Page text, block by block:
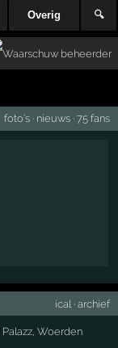
Overig 🔍
foto's· nieuws· 75 fans
ical · archief
Palazz ,Woerden